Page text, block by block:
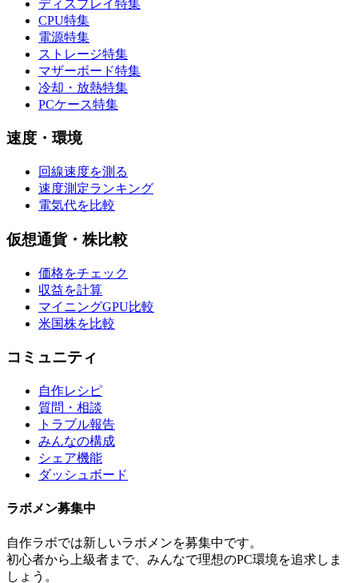
ディスプレイ特集
CPU特集
電源特集
ストレージ特集
マザーボード特集
冷却・放熱特集
PCケース特集
速度・環境
回線速度を測る
速度測定ランキング
電気代を比較
仮想通貨・株比較
価格をチェック
収益を計算
マイニングGPU比較
米国株を比較
コミュニティ
自作レシピ
質問・相談
トラブル報告
みんなの構成
シェア機能
ダッシュボード
ラボメン募集中
自作ラボでは新しいラボメンを募集中です。
初心者から上級者まで、みんなで理想のPC環境を追求しま
しょう。